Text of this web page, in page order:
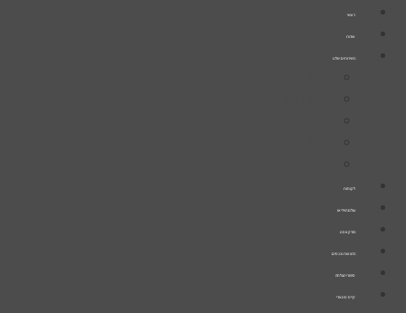
דלג
לתוכן
ראשי
אודות
השירותים שלנו
לקוחות
עולם הוידיאו
פודקאסט
הרצאות וכנסים
סיפורי הצלחה
קייס סטאדי